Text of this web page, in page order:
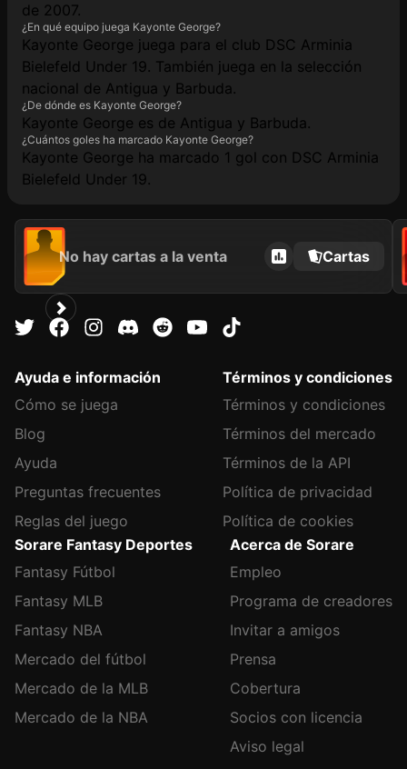
de 2007.
¿En qué equipo juega Kayonte George?
Kayonte George juega para el club DSC Arminia
Bielefeld Under 19. También juega en la selección
nacional de Antigua y Barbuda.
¿De dónde es Kayonte George?
Kayonte George es de Antigua y Barbuda.
¿Cuántos goles ha marcado Kayonte George?
Kayonte George ha marcado 1 gol con DSC Arminia
Bielefeld Under 19.
No hay cartas a la venta Cartas
Ayuda e información
Cómo se juega
Blog
Ayuda
Preguntas frecuentes
Reglas del juego
Términos y condiciones
Términos y condiciones
Términos del mercado
Términos de la API
Política de privacidad
Política de cookies
Sorare Fantasy Deportes
Fantasy Fútbol
Fantasy MLB
Fantasy NBA
Mercado del fútbol
Mercado de la MLB
Mercado de la NBA
Acerca de Sorare
Empleo
Programa de creadores
Invitar a amigos
Prensa
Cobertura
Socios con licencia
Aviso legal